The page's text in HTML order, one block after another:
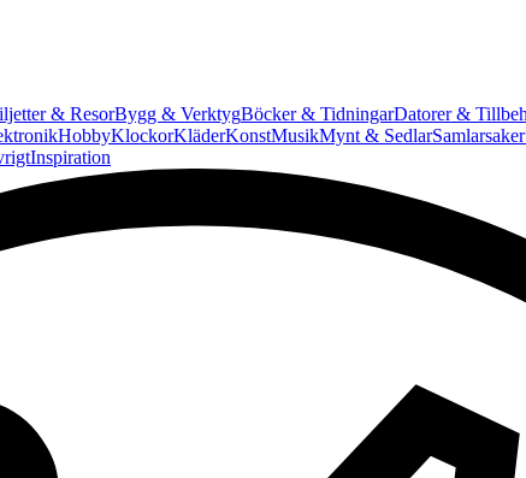
& ResorBygg & VerktygBöcker & TidningarDatorer &
HobbyKlockorKläderKonstMusikMynt & SedlarSamlarsaker
Inspiration